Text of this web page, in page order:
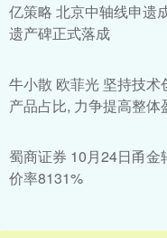
亿策略 北京中轴线申遗
遗产碑正式落成
牛小散 欧菲光 坚持技
产品占比, 力争提高整体
蜀商证券 10月24日甬
价率8131%